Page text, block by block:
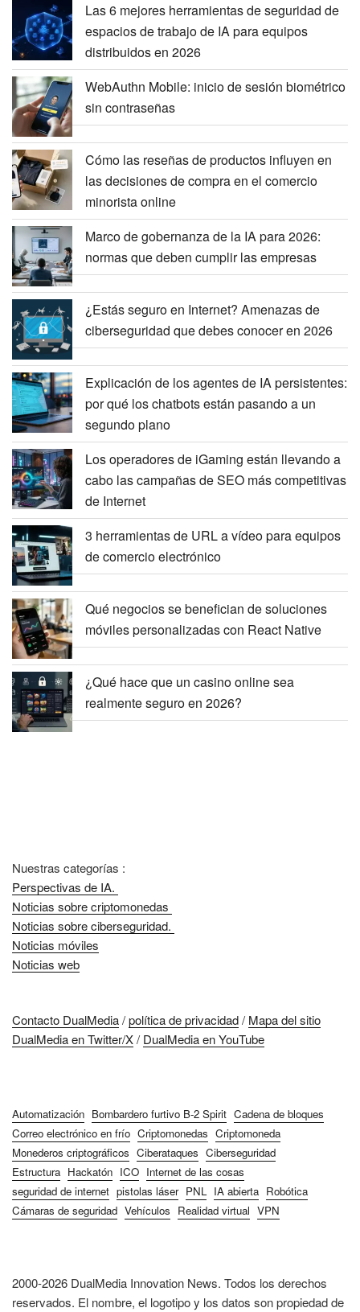
Las 6 mejores herramientas de seguridad de
espacios de trabajo de IA para equipos
distribuidos en 2026
WebAuthn Mobile: inicio de sesión biométrico
sin contraseñas
Cómo las reseñas de productos influyen en
las decisiones de compra en el comercio
minorista online
Marco de gobernanza de la IA para 2026:
normas que deben cumplir las empresas
¿Estás seguro en Internet? Amenazas de
ciberseguridad que debes conocer en 2026
Explicación de los agentes de IA persistentes:
por qué los chatbots están pasando a un
segundo plano
Los operadores de iGaming están llevando a
cabo las campañas de SEO más competitivas
de Internet
3 herramientas de URL a vídeo para equipos
de comercio electrónico
Qué negocios se benefician de soluciones
móviles personalizadas con React Native
¿Qué hace que un casino online sea
realmente seguro en 2026?
Nuestras categorías :
Perspectivas de IA.
Noticias sobre criptomonedas
Noticias sobre ciberseguridad.
Noticias móviles
Noticias web
Contacto DualMedia/política de privacidad/ Mapa del sitio
DualMedia en Twitter/X/ DualMedia en YouTube
Automatización Bombardero furtivo B-2 Spirit Cadena de bloques
Correo electrónico en frío Criptomonedas Criptomoneda
Monederos criptográficos Ciberataques Ciberseguridad
Estructura Hackatón ICO Internet de las cosas
seguridad de internet pistolas láser PNL IA abierta Robótica
Cámaras de seguridad Vehículos Realidad virtual VPN
2000-2026 DualMedia Innovation News. Todos los derechos
reservados. El nombre, el logotipo y los datos son propiedad de